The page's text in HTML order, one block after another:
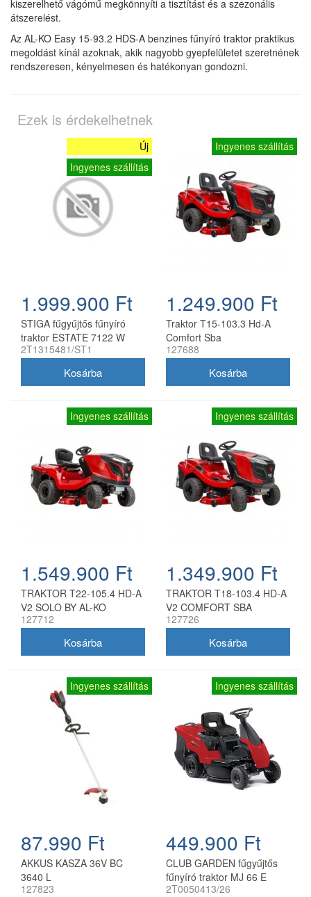
kiszerelhető vágómű megkönnyíti a tisztítást és a szezonális
átszerelést.
Az AL-KO Easy 15-93.2 HDS-A benzines fűnyíró traktor praktikus
megoldást kínál azoknak, akik nagyobb gyepfelületet szeretnének
rendszeresen, kényelmesen és hatékonyan gondozni.
Ezek is érdekelhetnek
Új
Ingyenes szállítás
1.999.900 Ft
STIGA fűgyűjtős fűnyíró
traktor ESTATE 7122 W
2T1315481/ST1
Ingyenes szállítás
1.249.900 Ft
Traktor T15-103.3 Hd-A
Comfort Sba
127688
Ingyenes szállítás
1.549.900 Ft
TRAKTOR T22-105.4 HD-A
V2 SOLO BY AL-KO
127712
Ingyenes szállítás
1.349.900 Ft
TRAKTOR T18-103.4 HD-A
V2 COMFORT SBA
127726
Ingyenes szállítás
87.990 Ft
AKKUS KASZA 36V BC
3640 L
127823
Ingyenes szállítás
449.900 Ft
CLUB GARDEN fűgyűjtős
fűnyíró traktor MJ 66 E
2T0050413/26